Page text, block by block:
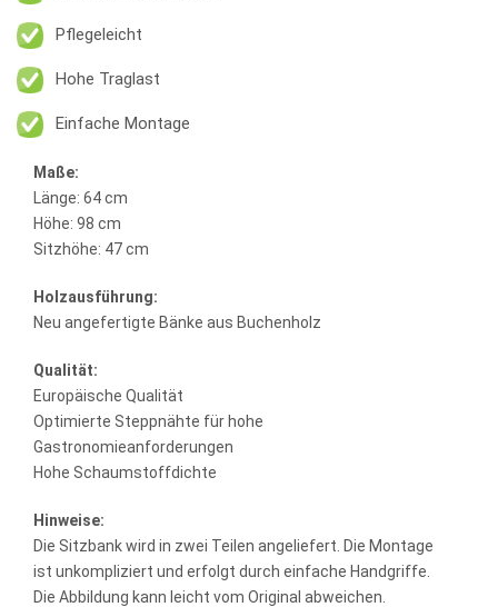
Pflegeleicht
Hohe Traglast
Einfache Montage
Maße:
Länge: 64 cm
Höhe: 98 cm
Sitzhöhe: 47 cm
Holzausführung:
Neu angefertigte Bänke aus Buchenholz
Qualität:
Europäische Qualität
Optimierte Steppnähte für hohe
Gastronomieanforderungen
Hohe Schaumstoffdichte
Hinweise:
Die Sitzbank wird in zwei Teilen angeliefert. Die Montage
ist unkompliziert und erfolgt durch einfache Handgriffe.
Die Abbildung kann leicht vom Original abweichen.